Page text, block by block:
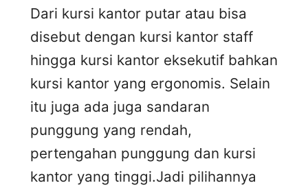
Dari kursi kantor putar atau bisa
disebut dengan kursi kantor staff
hingga kursi kantor eksekutif bahkan
kursi kantor yang ergonomis. Selain
itu juga ada juga sandaran
punggung yang rendah,
pertengahan punggung dan kursi
kantor yang tinggi.Jadi pilihannya